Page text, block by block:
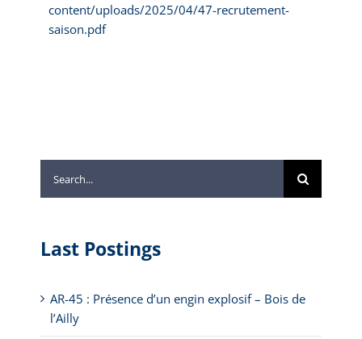
content/uploads/2025/04/47-recrutement-
saison.pdf
for:
Last Postings
AR-45 : Présence d’un engin explosif – Bois de
l’Ailly